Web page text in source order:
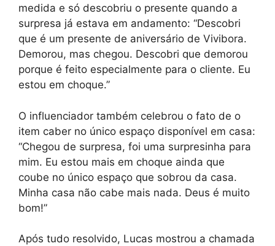
medida e só descobriu o presente quando a
surpresa já estava em andamento: “Descobri
que é um presente de aniversário de Vivibora.
Demorou, mas chegou. Descobri que demorou
porque é feito especialmente para o cliente. Eu
estou em choque.”
O influenciador também celebrou o fato de o
item caber no único espaço disponível em casa:
“Chegou de surpresa, foi uma surpresinha para
mim. Eu estou mais em choque ainda que
coube no único espaço que sobrou da casa.
Minha casa não cabe mais nada. Deus é muito
bom!”
Após tudo resolvido, Lucas mostrou a chamada